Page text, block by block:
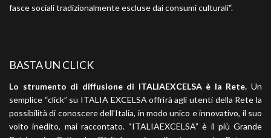
fasce sociali tradizionalmente escluse dai consumi culturali“.
BASTA UN CLICK
Lo strumento di diffusione di ITALIAEXCELSA è la Rete. Un
semplice “click” su ITALIA EXCELSA offrirà agli utenti della Rete la
possibilità di conoscere dell'Italia, in modo unico e innovativo, il suo
volto inedito, mai raccontato. “ITALIAEXCELSA” è il più Grande